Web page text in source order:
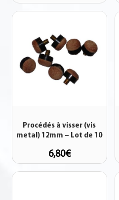
Procédés à visser (vis
metal) 12mm – Lot de 10
6,80€